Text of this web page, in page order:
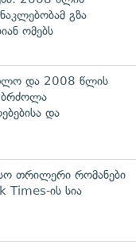
გზა
ომებს
და 2008 წლის
ბრძოლა
და
თრილერი რომანები
Times-ის სია